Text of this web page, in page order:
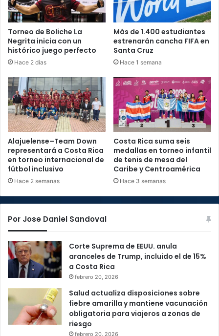
Torneo de Boliche La
Negrita inicia con un
histórico juego perfecto
Hace 2 días
Más de 1.400 estudiantes
estrenarán cancha FIFA en
Santa Cruz
Hace 1 semana
Alajuelense–Team Down
representará a Costa Rica
en torneo internacional de
fútbol inclusivo
Hace 2 semanas
Costa Rica suma seis
medallas en torneo infantil
de tenis de mesa del
Caribe y Centroamérica
Hace 3 semanas
Por Jose Daniel Sandoval
Corte Suprema de EEUU. anula
aranceles de Trump, incluido el de 15%
a Costa Rica
febrero 20, 2026
Salud actualiza disposiciones sobre
fiebre amarilla y mantiene vacunación
obligatoria para viajeros a zonas de
riesgo
febrero 20, 2026